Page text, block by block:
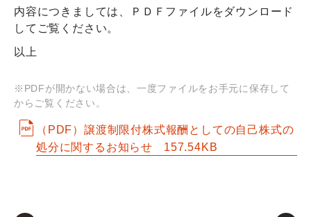
企業情報
IR情報
Q&A
内容につきましては、ＰＤＦファイルをダウンロード
してご覧ください。
以上
※PDFが開かない場合は、一度ファイルをお手元に保存して
からご覧ください。
（PDF）譲渡制限付株式報酬としての自己株式の
処分に関するお知らせ
157.54KB